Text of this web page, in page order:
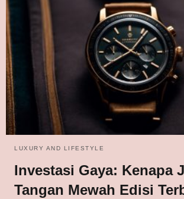
LUXURY AND LIFESTYLE
Investasi Gaya: Kenapa
Tangan Mewah Edisi